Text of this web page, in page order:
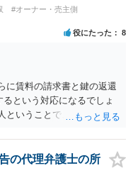
#オーナー・売主側
役にたった 8
に賃料の請求書と鍵の返還
という対応になるでしょ
ということで、連絡がつく
を弁護士に依頼すること
の代理弁護士の所